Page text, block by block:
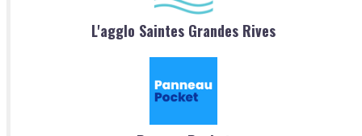
L'agglo Saintes Grandes Rives